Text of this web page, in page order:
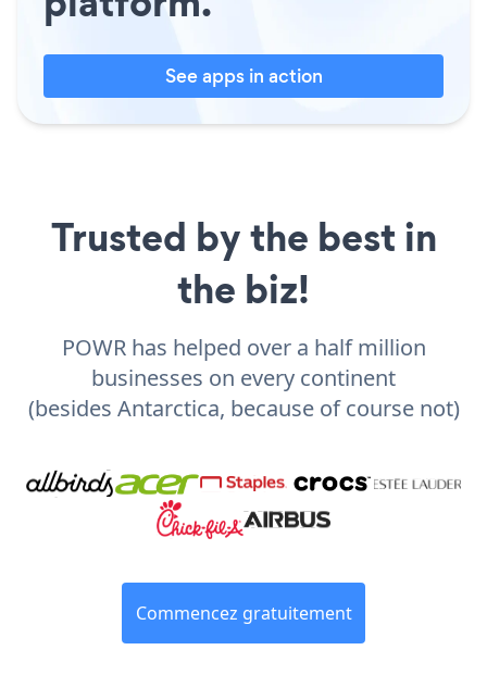
See apps in action
Trusted by the best in
the biz!
POWR has helped over a half million
businesses on every continent
(besides Antarctica, because of course not)
Commencez gratuitement